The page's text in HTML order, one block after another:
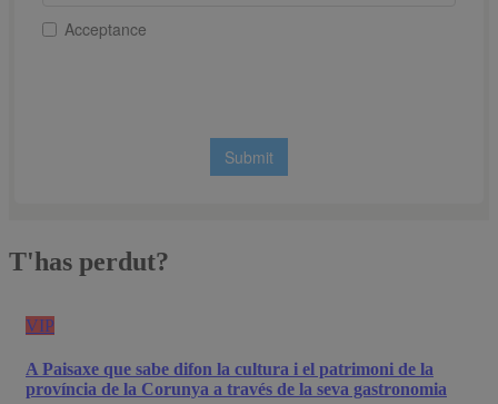
T'has perdut?
VIP
A Paisaxe que sabe difon la cultura i el patrimoni de la
província de la Corunya a través de la seva gastronomia